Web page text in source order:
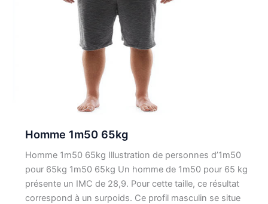
Homme 1m50 65kg
Homme 1m50 65kg Illustration de personnes d’1m50
pour 65kg 1m50 65kg Un homme de 1m50 pour 65 kg
présente un IMC de 28,9. Pour cette taille, ce résultat
correspond à un surpoids. Ce profil masculin se situe